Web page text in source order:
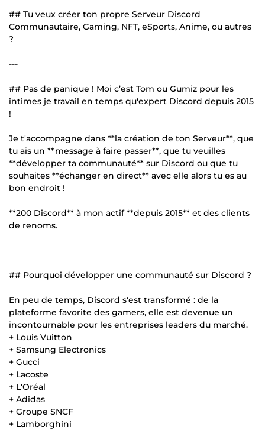
## Tu veux créer ton propre Serveur Discord
Communautaire, Gaming, NFT, eSports, Anime, ou autres
?
---
## Pas de panique ! Moi c’est Tom ou Gumiz pour les
intimes je travail en temps qu'expert Discord depuis 2015
!
Je t'accompagne dans **la création de ton Serveur**, que
tu ais un **message à faire passer**, que tu veuilles
**développer ta communauté** sur Discord ou que tu
souhaites **échanger en direct** avec elle alors tu es au
bon endroit !
**200 Discord** à mon actif **depuis 2015** et des clients
de renoms.
## Pourquoi développer une communauté sur Discord ?
En peu de temps, Discord s'est transformé : de la
plateforme favorite des gamers, elle est devenue un
incontournable pour les entreprises leaders du marché.
+ Louis Vuitton
+ Samsung Electronics
+ Gucci
+ Lacoste
+ L'Oréal
+ Adidas
+ Groupe SNCF
+ Lamborghini